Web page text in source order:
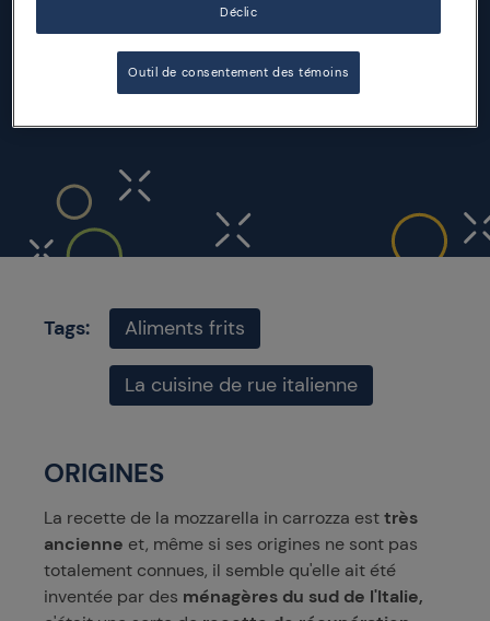
3 œufs
Tags: Aliments frits
La cuisine de rue italienne
ORIGINES
La recette de la mozzarella in carrozza esttrès
ancienne et, même si ses origines ne sont pas
totalement connues, il semble qu'elle ait été
inventée par des ménagères du sud de l'Italie,
Déclic
Outil de consentement des témoins